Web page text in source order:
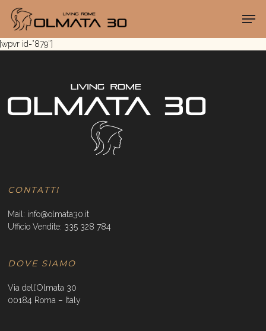
main
contentid=”879″]
CONTATTI
Mail: info@olmata30.it
Ufficio Vendite: 335 328 784
DOVE SIAMO
Via dell’Olmata 30
00184 Roma – Italy